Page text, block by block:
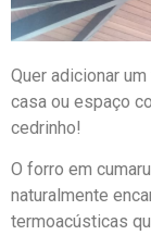
Quer adicionar
casa ou espaço
cedrinho!
O forro em
naturalmente
termoacústicas